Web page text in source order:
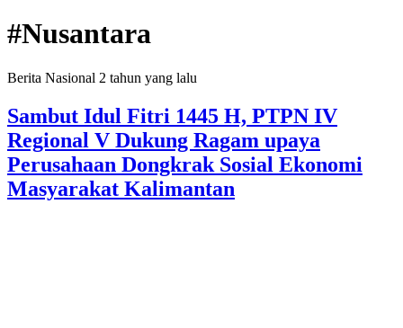
#Nusantara
Berita Nasional 2 tahun yang lalu
Sambut Idul Fitri 1445 H, PTPN IV
Regional V Dukung Ragam upaya
Perusahaan Dongkrak Sosial Ekonomi
Masyarakat Kalimantan